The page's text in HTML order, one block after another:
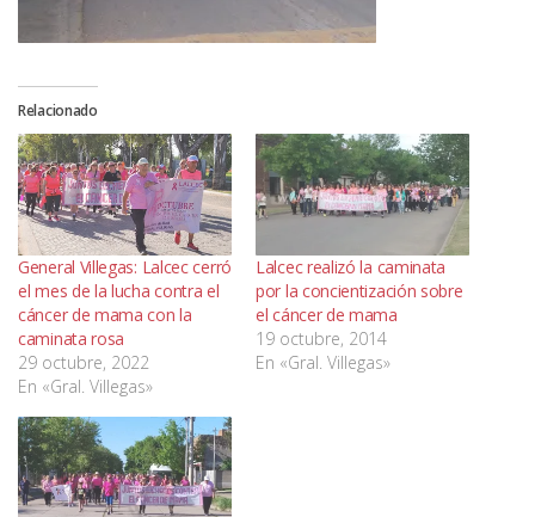
Relacionado
General Villegas: Lalcec cerró
el mes de la lucha contra el
cáncer de mama con la
caminata rosa
29 octubre, 2022
En «Gral. Villegas»
Lalcec realizó la caminata
por la concientización sobre
el cáncer de mama
19 octubre, 2014
En «Gral. Villegas»